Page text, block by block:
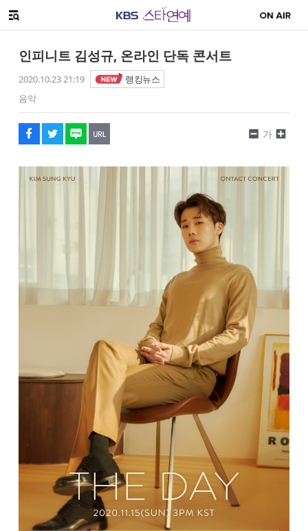
메뉴 열기
인피니트 김성규, 온라인 단독 콘서트
2020.10.23 21:19
랭킹뉴스
음악
페이스북
트위터
네이버
URL복사
글씨 작게보기
가
글씨 크게보기
해시태그